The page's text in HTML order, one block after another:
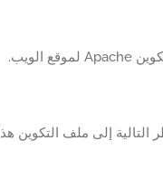
إلى ملف التكوين هذا.